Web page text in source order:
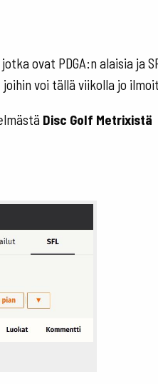
ovat PDGA:n alaisia ja
voi tällä viikolla jo
Disc Golf Metrixistä